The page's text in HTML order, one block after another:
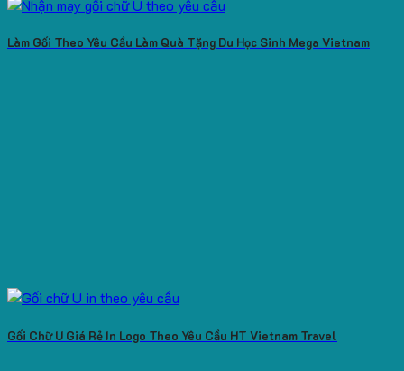
Làm Gối Theo Yêu Cầu Làm Quà Tặng Du Học Sinh Mega Vietnam
Gối Chữ U Giá Rẻ In Logo Theo Yêu Cầu HT Vietnam Travel